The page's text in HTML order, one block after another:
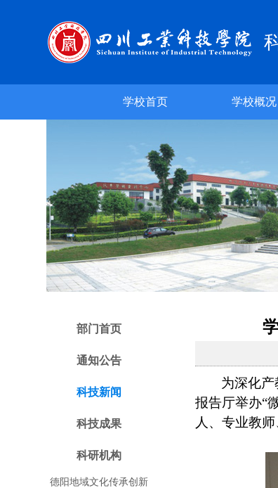
学校首页 学校概况
部门首页
通知公告
科技新闻
科技成果
科研机构
德阳地域文化传承创新
为深化
报告厅举办“
人、专业教